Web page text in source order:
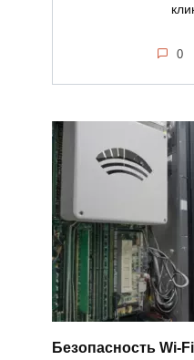
0
Безопасность Wi-